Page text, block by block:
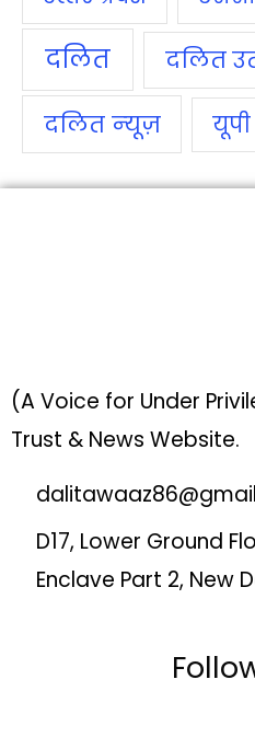
दलित दलित
दलित न्‍यूज़
(A Voice for Under
Trust & News Website.
D17, Lower Ground
Enclave Part 2, New